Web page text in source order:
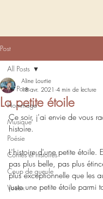
Post
All Posts
Hommage
Musique
Poésie
Contes et histoires
Coup de gueule
Voeux
All Posts
La petite étoile
Aline Lourtie
18 avr. 2021 4 min de lecture
Ce soir, j'ai envie de vous
histoire.
L'histoire d'une petite étoile.
pas plus belle, pas plus
plus exceptionnelle que les
juste une petite étoile parmi